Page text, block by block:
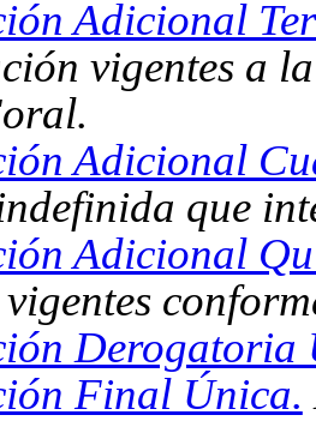
Adicional
vigentes a
Adicional
que
Adicional
Derogatoria
Final Única.